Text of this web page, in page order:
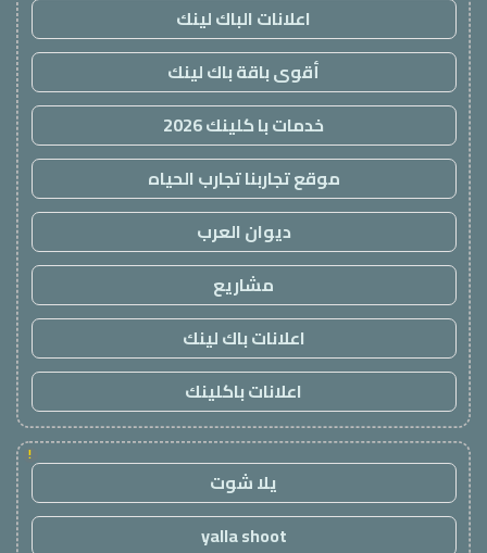
اعلانات الباك لينك
أقوى باقة باك لينك
خدمات با كلينك 2026
موقع تجاربنا تجارب الحياه
ديوان العرب
مشاريع
اعلانات باك لينك
اعلانات باكلينك
!
يلا شوت
yalla shoot